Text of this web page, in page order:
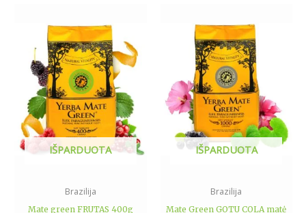
IŠPARDUOTA
Brazilija
Mate green FRUTAS 400g
IŠPARDUOTA
Brazilija
Mate Green GOTU COLA matė